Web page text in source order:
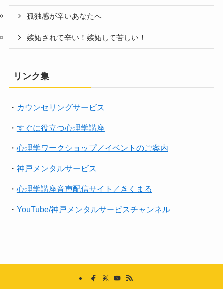
孤独感が辛いあなたへ
嫉妬されて辛い！嫉妬して苦しい！
リンク集
・ カウンセリングサービス
・ すぐに役立つ心理学講座
・ 心理学ワークショップ／イベントのご案内
・ 神戸メンタルサービス
・ 心理学講座音声配信サイト／きくまる
・ YouTube/神戸メンタルサービスチャンネル